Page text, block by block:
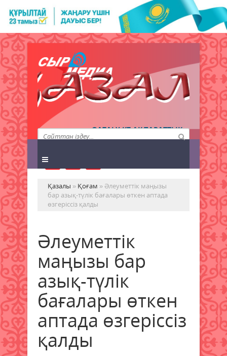
QAZALY.KZ АҚПАРАТТЫҚ
АГЕНТТІГІ
Қазалы » Қоғам » Әлеуметтік маңызы
бар азық-түлік бағалары өткен аптада
өзгеріссіз қалды
Әлеуметтік
маңызы бар
азық-түлік
бағалары өткен
аптада өзгеріссіз
қалды